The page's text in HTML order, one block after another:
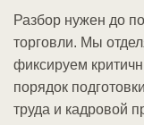
Разбор нужен до
торговли. Мы
фиксируем
порядок
труда и кадровой